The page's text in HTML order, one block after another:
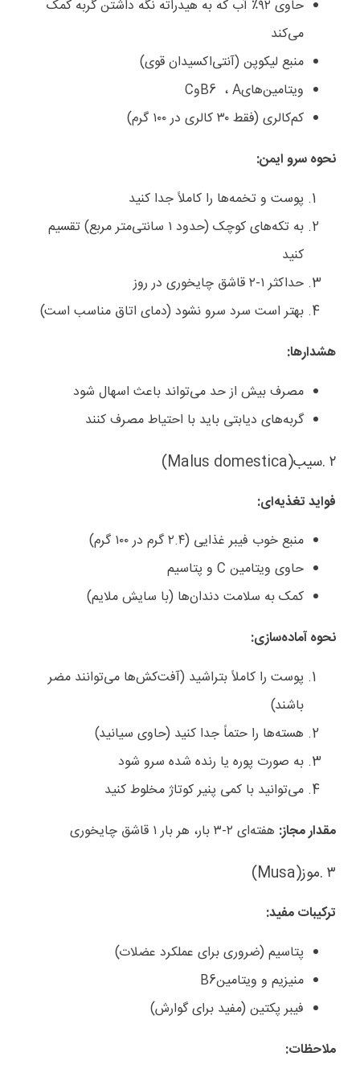
حاوی ۹۲٪ آب که به هیدراته نگه داشتن گربه کمک
می‌کند
منبع لیکوپن (آنتی‌اکسیدان قوی)
ویتامین‌هایA، B6وC
کم‌کالری (فقط ۳۰ کالری در ۱۰۰ گرم)
نحوه سرو ایمن:
پوست و تخمه‌ها را کاملاً جدا کنید
به تکه‌های کوچک (حدود ۱ سانتی‌متر مربع) تقسیم
کنید
حداکثر ۱-۲ قاشق چایخوری در روز
بهتر است سرد سرو نشود (دمای اتاق مناسب است)
هشدارها:
مصرف بیش از حد می‌تواند باعث اسهال شود
گربه‌های دیابتی باید با احتیاط مصرف کنند
۲ .سیب(Malus domestica)
فواید تغذیه‌ای:
منبع خوب فیبر غذایی (۲.۴ گرم در ۱۰۰ گرم)
حاوی ویتامین C و پتاسیم
کمک به سلامت دندان‌ها (با سایش ملایم)
نحوه آماده‌سازی:
پوست را کاملاً بتراشید (آفت‌کش‌ها می‌توانند مضر
باشند)
هسته‌ها را حتماً جدا کنید (حاوی سیانید)
به صورت پوره یا رنده شده سرو شود
می‌توانید با کمی پنیر کوتاژ مخلوط کنید
مقدار مجاز: هفته‌ای ۲-۳ بار، هر بار ۱ قاشق چایخوری
۳ .موز(Musa)
ترکیبات مفید:
پتاسیم (ضروری برای عملکرد عضلات)
منیزیم و ویتامینB6
فیبر پکتین (مفید برای گوارش)
ملاحظات: